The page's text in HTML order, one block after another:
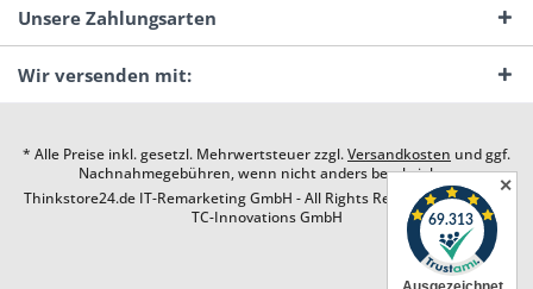
Unsere Zahlungsarten
Wir versenden mit:
* Alle Preise inkl. gesetzl. Mehrwertsteuer zzgl.Versandkosten und ggf.
Nachnahmegebühren, wenn nicht anders beschrieben
Thinkstore24.de IT-Remarketing GmbH - All Rights Reserved. Design by
TC-Innovations GmbH
✕